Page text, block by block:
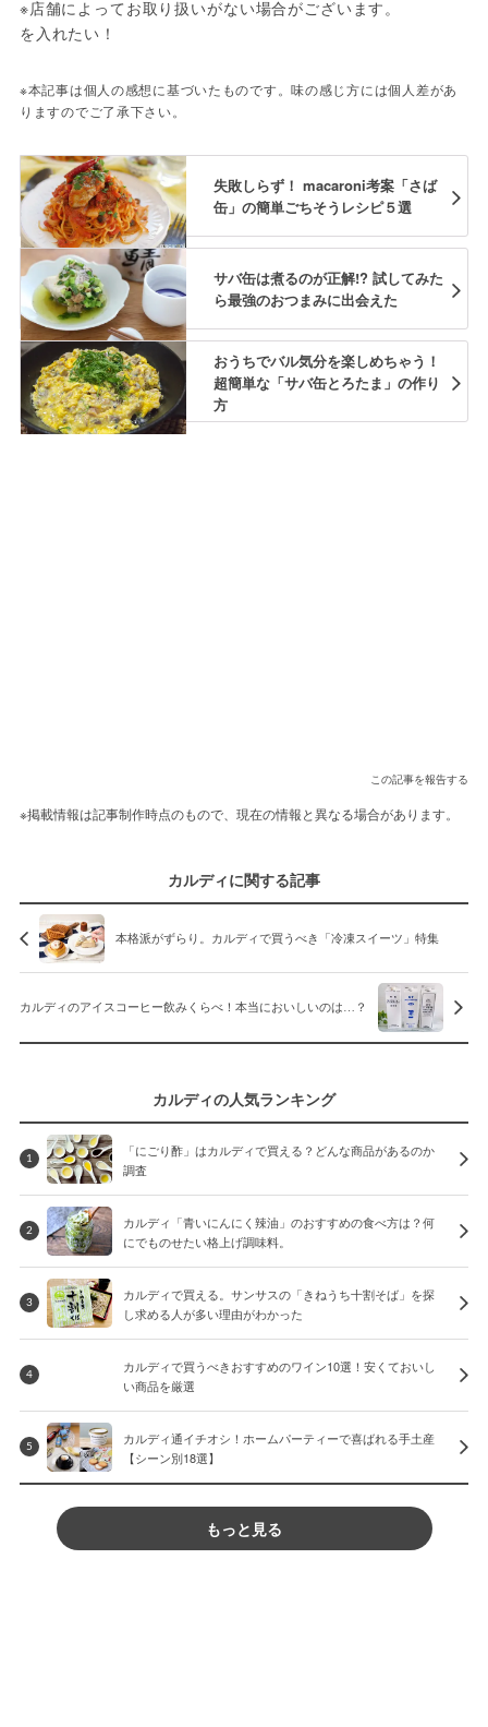
※店舗によってお取り扱いがない場合がございます。
を入れたい！
※本記事は個人の感想に基づいたものです。味の感じ方には個人差があ
りますのでご了承下さい。
失敗しらず！ macaroni考案「さば
缶」の簡単ごちそうレシピ５選
サバ缶は煮るのが正解!? 試してみた
ら最強のおつまみに出会えた
おうちでバル気分を楽しめちゃう！
超簡単な「サバ缶とろたま」の作り
方
この記事を報告する
※掲載情報は記事制作時点のもので、現在の情報と異なる場合があります。
カルディに関する記事
本格派がずらり。カルディで買うべき「冷凍スイーツ」特集
カルディのアイスコーヒー飲みくらべ！本当においしいのは…？
カルディの人気ランキング
1
「にごり酢」はカルディで買える？どんな商品があるのか
調査
2
カルディ「青いにんにく辣油」のおすすめの食べ方は？何
にでものせたい格上げ調味料。
3
カルディで買える。サンサスの「きねうち十割そば」を探
し求める人が多い理由がわかった
4
カルディで買うべきおすすめのワイン10選！安くておいし
い商品を厳選
5
カルディ通イチオシ！ホームパーティーで喜ばれる手土産
【シーン別18選】
もっと見る